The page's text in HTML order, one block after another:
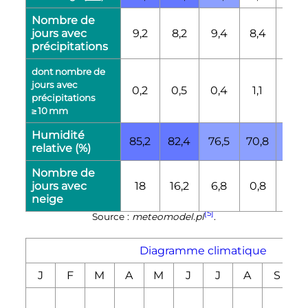
Nombre de
jours avec
précipitations
9,2 8,2 9,4 8,4
dont nombre de
jours avec
précipitations
≥ 10 mm
0,2 0,5 0,4 1,1
Humidité
relative (%)
85,2 82,4 76,5 70,8
Nombre de
jours avec
neige
18 16,2 6,8 0,8
Source : meteomodel.pl[5].
Diagramme climatique
J
F M A M J J A S